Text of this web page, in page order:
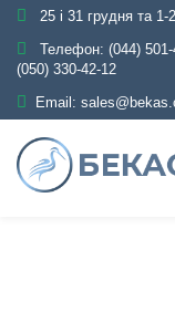
25 і 31 грудня та 1-
Телефон: (044)
(050) 330-42-12
Email: